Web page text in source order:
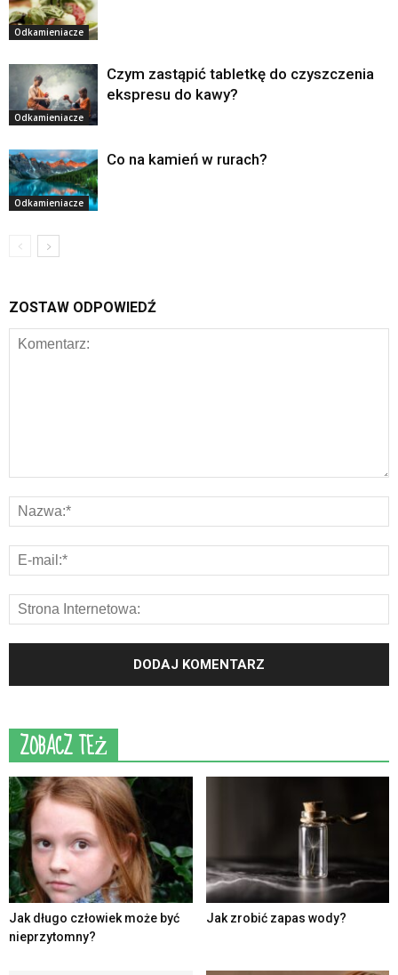
Odkamieniacze
Odkamieniacze
Czym zastąpić tabletkę do czyszczenia
ekspresu do kawy?
Odkamieniacze
Co na kamień w rurach?
ZOSTAW ODPOWIEDŹ
ZOBACZ TEŻ
Jak długo człowiek może być
nieprzytomny?
Jak zrobić zapas wody?